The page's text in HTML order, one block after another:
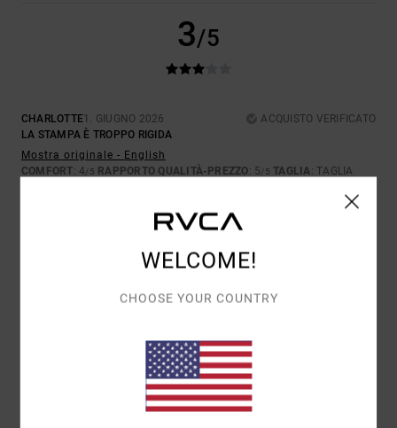
3/5
CHARLOTTE1. GIUGNO 2026
ACQUISTO VERIFICATO
LA STAMPA È TROPPO RIGIDA
Mostra originale - English
COMFORT: 4/5 RAPPORTO QUALITÀ-PREZZO: 5/5 TAGLIA: TAGLIA
3/5
LA STAMPA ERA TROPPO RIGIDA
Mostra originale - English
RAPPORTO QUALITÀ-PREZZO: 5
: 4/5 COLORE: 5/5
WELCOME!
CHOOSE YOUR COUNTRY